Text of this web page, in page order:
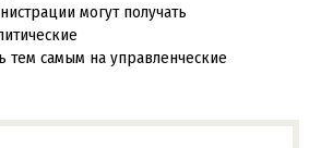
могут получать
тем самым на управленческие